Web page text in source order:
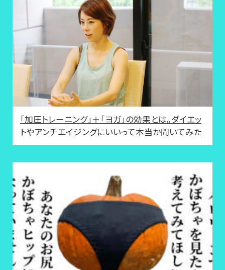
「加圧トレーニング」＋「ヨガ」の効果とは。ダイエッ
トやアンチエイジングにいいって本当か聞いてみた